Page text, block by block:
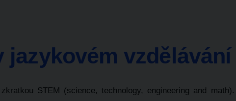
vzdělávání
STEM (science, technology, engineering and